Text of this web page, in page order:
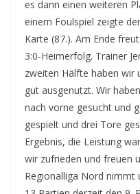
es dann einen weiteren
einem Foulspiel zeigte
Karte (87.). Am Ende
3:0-Heimerfolg. Trainer
zweiten Hälfte haben wir
gut ausgenutzt. Wir
nach vorne gesucht und
gespielt und drei Tore
Ergebnis, die Leistung
wir zufrieden und freuen
Regionalliga Nord nimmt